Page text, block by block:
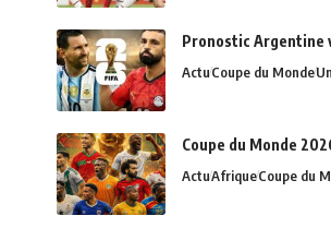
Pronostic Argentine
ActuCoupe du Monde
Coupe du Monde
ActuAfriqueCoupe du